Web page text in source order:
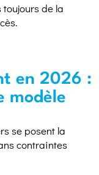
de la
en 2026 :
modèle
se posent la
contraintes